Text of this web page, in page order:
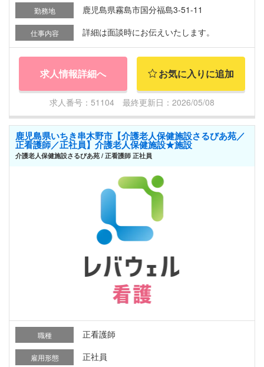
勤務地 鹿児島県霧島市国分福島3-51-11
仕事内容 詳細は面談時にお伝えいたします。
求人情報詳細へ お気に入りに追加
求人番号：51104 最終更新日：2026/05/08
鹿児島県いちき串木野市【介護老人保健施設さるびあ苑／
正看護師／正社員】介護老人保健施設★施設
介護老人保健施設さるびあ苑 / 正看護師 正社員
職種 正看護師
雇用形態 正社員